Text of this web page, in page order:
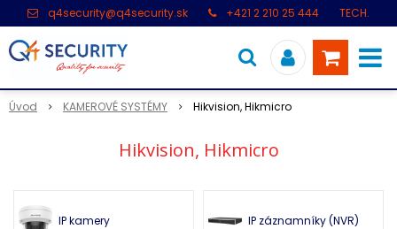
q4security@q4security.sk +421 2 210 25 444
TECH.
Úvod KAMEROVÉ SYSTÉMY Hikvision, Hikmicro
Hikvision, Hikmicro
IP kamery IP záznamníky (NVR)